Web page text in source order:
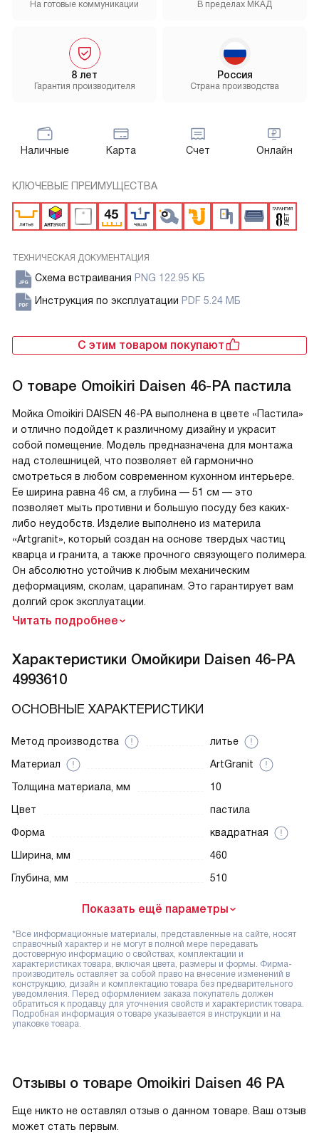
В пределах МКАД
8 лет
Гарантия производителя
На готовые коммуникации
Россия
Страна производства
Наличные Карта Счет Онлайн
КЛЮЧЕВЫЕ ПРЕИМУЩЕСТВА
ТЕХНИЧЕСКАЯ ДОКУМЕНТАЦИЯ
Схема встраивания PNG 122.95 КБ
Инструкция по эксплуатации PDF 5.24 МБ
С этим товаром покупают
О товаре Omoikiri Daisen 46-PA пастила
Мойка Omoikiri DAISEN 46-PA выполнена в цвете «Пастила»
и отлично подойдет к различному дизайну и украсит
собой помещение. Модель предназначена для монтажа
над столешницей, что позволяет ей гармонично
смотреться в любом современном кухонном интерьере.
Ее ширина равна 46 см, а глубина — 51 см — это
позволяет мыть противни и большую посуду без каких-
либо неудобств. Изделие выполнено из материла
«Artgranit», который создан на основе твердых частиц
кварца и гранита, а также прочного связующего полимера.
Он абсолютно устойчив к любым механическим
деформациям, сколам, царапинам. Это гарантирует вам
долгий срок эксплуатации.
Читать подробнее
Характеристики Омойкири Daisen 46-PA
4993610
ОСНОВНЫЕ ХАРАКТЕРИСТИКИ
Метод производства
литье
Материал
ArtGranit
Толщина материала, мм
10
Цвет
пастила
Форма
квадратная
Ширина, мм
460
Глубина, мм
510
Показать ещё параметры
*Все информационные материалы, представленные на сайте, носят
справочный характер и не могут в полной мере передавать
достоверную информацию о свойствах, комплектации и
характеристиках товара, включая цвета, размеры и формы. Фирма-
производитель оставляет за собой право на внесение изменений в
конструкцию, дизайн и комплектацию товара без предварительного
уведомления. Перед оформлением заказа покупатель должен
обратиться к продавцу для уточнения свойств и характеристик товара.
Подробная информация о товаре указывается в инструкции и на
упаковке товара.
Отзывы о товаре Omoikiri Daisen 46 PA
Еще никто не оставлял отзыв о данном товаре. Ваш отзыв
может стать первым.